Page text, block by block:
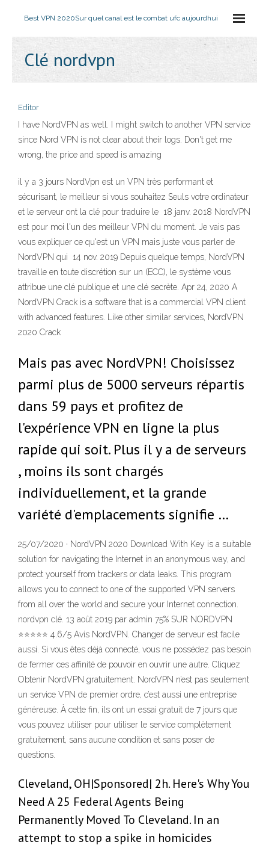
Best VPN 2020Sur quel canal est le combat ufc aujourdhui
Clé nordvpn
Editor
I have NordVPN as well. I might switch to another VPN service
since Nord VPN is not clear about their logs. Don't get me
wrong, the price and speed is amazing
il y a 3 jours NordVpn est un VPN très performant et
sécurisant, le meilleur si vous souhaitez Seuls votre ordinateur
et le serveur ont la clé pour traduire le 18 janv. 2018 NordVPN
est pour moi l'un des meilleur VPN du moment. Je vais pas
vous expliquer ce qu'est un VPN mais juste vous parler de
NordVPN qui 14 nov. 2019 Depuis quelque temps, NordVPN
travaille en toute discrétion sur un (ECC), le système vous
attribue une clé publique et une clé secrète. Apr 24, 2020 A
NordVPN Crack is a software that is a commercial VPN client
with advanced features. Like other similar services, NordVPN
2020 Crack
Mais pas avec NordVPN! Choisissez
parmi plus de 5000 serveurs répartis
dans 59 pays et profitez de
l'expérience VPN en ligne la plus
rapide qui soit. Plus il y a de serveurs
, moins ils sont chargés
individuellement, et la grande
variété d'emplacements signifie …
25/07/2020 · NordVPN 2020 Download With Key is a suitable
solution for navigating the Internet in an anonymous way, and
protect yourself from trackers or data leaks. This program
allows you to connect to one of the supported VPN servers
from all over the world and secure your Internet connection.
nordvpn clé. 13 août 2019 par admin 75% SUR NORDVPN
⭐⭐⭐⭐⭐ 4.6/5 Avis NordVPN. Changer de serveur est facile
aussi. Si vous êtes déjà connecté, vous ne possédez pas besoin
de fermer ces affinité de pouvoir en ouvrir une autre. Cliquez
Obtenir NordVPN gratuitement. NordVPN n’est pas seulement
un service VPN de premier ordre, c’est aussi une entreprise
généreuse. À cette fin, ils ont un essai gratuit de 7 jours que
vous pouvez utiliser pour utiliser le service complètement
gratuitement, sans aucune condition et sans poser de
questions.
Cleveland, OH|Sponsored| 2h. Here's Why You
Need A 25 Federal Agents Being
Permanently Moved To Cleveland. In an
attempt to stop a spike in homicides